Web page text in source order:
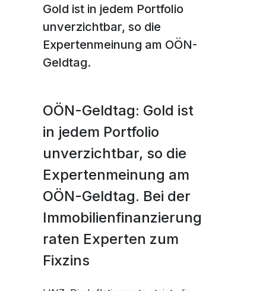
Workshops Frauen und Finanzen
Finanzpodcast für Frauen: Wirklich reich
Finanzberatung für Frauen
Planting Hope Project
Frauen & Finanzen Workshops
Fund for Education (FFE)
Karriere
Die Partner Bank als Arbeitgeber
Benefits
Ablauf des Bewerbungsprozesses
Workshops Frauen und Finanzen
Finanzpodcast für Frauen: Wirklich reich
Finanzberatung für Frauen
Planting Hope Project
Frauen & Finanzen Workshops
Fund for Education (FFE)
Karriere
Die Partner Bank als Arbeitgeber
Benefits
Ablauf des Bewerbungsprozesses
Gold ist in jedem Portfolio
unverzichtbar, so die
Expertenmeinung am OÖN-
Geldtag.
OÖN-Geldtag: Gold ist
in jedem Portfolio
unverzichtbar, so die
Expertenmeinung am
OÖN-Geldtag. Bei der
Immobilienfinanzierung
raten Experten zum
Fixzins